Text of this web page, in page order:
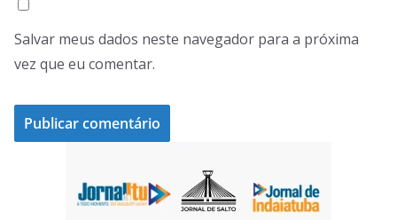
Salvar meus dados neste navegador para a próxima
vez que eu comentar.